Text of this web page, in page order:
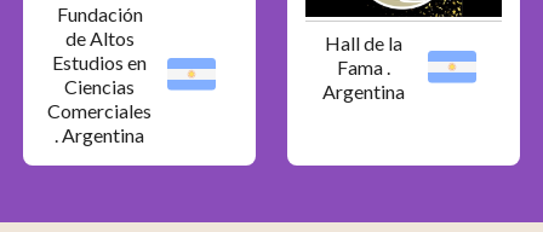
Fundación
de Altos
Estudios en
Ciencias
Comerciales
. Argentina
Hall de la
Fama .
Argentina